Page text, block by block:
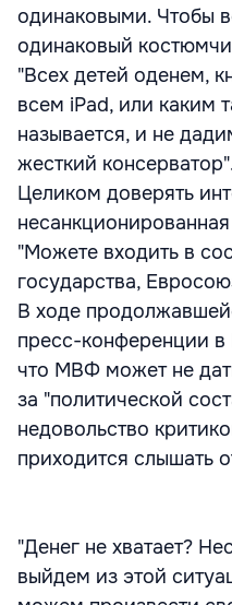
одинаковыми. Чтобы
одинаковый
"Всех детей оденем,
всем iPad, или каким
называется, и не
жесткий
Целиком доверять
"Можете входить в
государства,
В ходе
пресс-конференции в
что МВФ может не
за "политической
недовольство
приходится слышать
"Денег не хватает?
выйдем из этой